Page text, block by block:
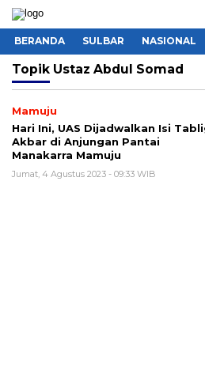
BERANDA SULBAR NASIONAL
Topik Ustaz Abdul Somad
Mamuju
Hari Ini, UAS Dijadwalkan Isi
Akbar di Anjungan Pantai
Manakarra Mamuju
Jumat, 4 Agustus 2023 - 09:33 WIB